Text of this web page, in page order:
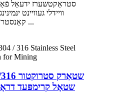
סטראַקטשערז ידעאַל פֿאַר
וויידלי געוויינט
קאַנסטראַקשאַן טייפּס פון וויוו ...
שטאָל קרימפּעד דראָט